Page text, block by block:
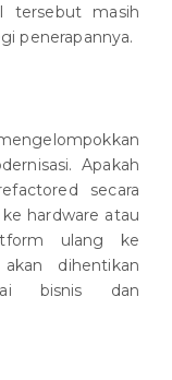
tersebut masih
penerapannya.
Apakah
secara
hardware atau
ulang ke
dihentikan
bisnis dan